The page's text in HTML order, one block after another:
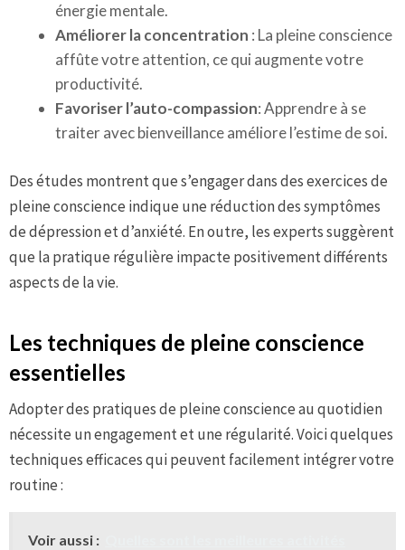
énergie mentale.
Améliorer la concentration : La pleine conscience
affûte votre attention, ce qui augmente votre
productivité.
Favoriser l’auto-compassion: Apprendre à se
traiter avec bienveillance améliore l’estime de soi.
Des études montrent que s’engager dans des exercices de
pleine conscience indique une réduction des symptômes
de dépression et d’anxiété. En outre, les experts suggèrent
que la pratique régulière impacte positivement différents
aspects de la vie.
Les techniques de pleine conscience
essentielles
Adopter des pratiques de pleine conscience au quotidien
nécessite un engagement et une régularité. Voici quelques
techniques efficaces qui peuvent facilement intégrer votre
routine :
Voir aussi :